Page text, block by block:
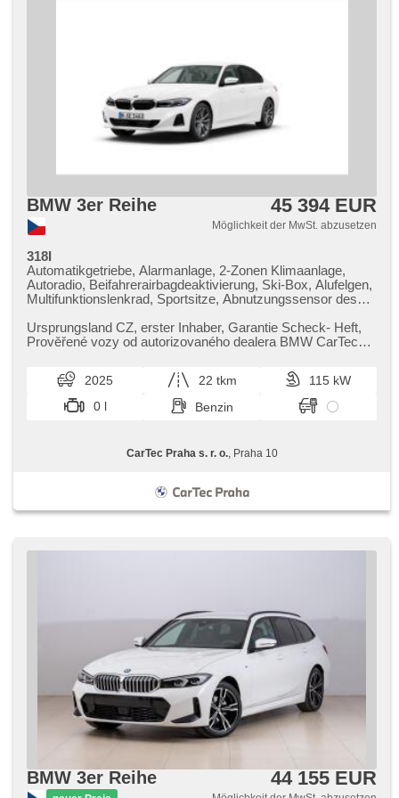
BMW 3er Reihe 45 394 EUR
Möglichkeit der MwSt. abzusetzen
318I
Automatikgetriebe, Alarmanlage, 2-Zonen Klimaanlage,
Autoradio, Beifahrerairbagdeaktivierung, Ski-Box, Alufelgen,
Multifunktionslenkrad, Sportsitze, Abnutzungssensor des
bezklíčové odemykání, bezklíčové startování, beheizte
Sitze, Parkassistent, LED denní svícení
Ursprungsland CZ,​ erster Inhaber,​ Garantie Scheck​- Heft,​
Prověřené vozy od autorizovaného dealera BMW CarTec
2025 22 tkm
115 kW
0 l
Benzin
CarTec Praha s. r. o., Praha 10
BMW 3er Reihe 44 155 EUR